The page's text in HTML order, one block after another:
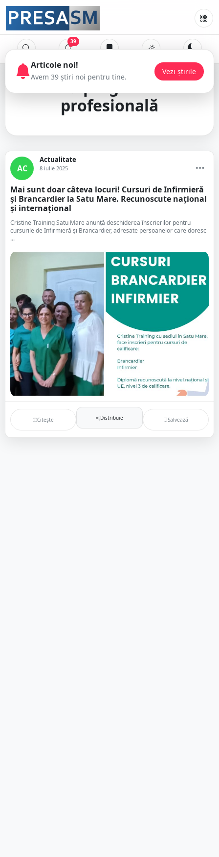
39
pregătire
profesională
AC
Actualitate
8 iulie 2025
Mai sunt doar câteva locuri! Cursuri de Infirmieră
și Brancardier la Satu Mare. Recunoscute național
și internațional
Cristine Training Satu Mare anunță deschiderea înscrierilor pentru
cursurile de Infirmieră și Brancardier, adresate persoanelor care doresc
...
Citește Distribuie Salvează
Articole noi!
Avem 39 știri noi pentru tine.
Vezi știrile